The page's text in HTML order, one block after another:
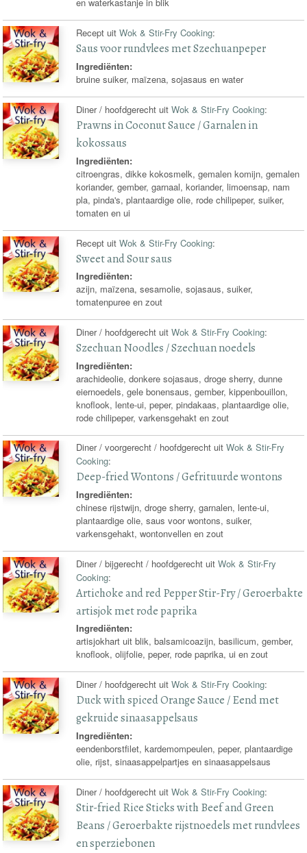
en waterkastanje in blik
Recept uitWok & Stir-Fry Cooking:
Saus voor rundvlees met Szechuanpeper
Ingrediënten:
bruine suiker, maïzena, sojasaus en water
Diner / hoofdgerecht uitWok & Stir-Fry Cooking:
Prawns in Coconut Sauce / Garnalen in
kokossaus
Ingrediënten:
citroengras, dikke kokosmelk, gemalen komijn, gemalen
koriander, gember, garnaal, koriander, limoensap, nam
pla, pinda's, plantaardige olie, rode chilipeper, suiker,
tomaten en ui
Recept uitWok & Stir-Fry Cooking:
Sweet and Sour saus
Ingrediënten:
azijn, maïzena, sesamolie, sojasaus, suiker,
tomatenpuree en zout
Diner / hoofdgerecht uitWok & Stir-Fry Cooking:
Szechuan Noodles / Szechuan noedels
Ingrediënten:
arachideolie, donkere sojasaus, droge sherry, dunne
eiernoedels, gele bonensaus, gember, kippenbouillon,
knoflook, lente-ui, peper, pindakaas, plantaardige olie,
rode chilipeper, varkensgehakt en zout
Diner / voorgerecht / hoofdgerecht uitWok & Stir-Fry
Cooking:
Deep-fried Wontons / Gefrituurde wontons
Ingrediënten:
chinese rijstwijn, droge sherry, garnalen, lente-ui,
plantaardige olie, saus voor wontons, suiker,
varkensgehakt, wontonvellen en zout
Diner / bijgerecht / hoofdgerecht uitWok & Stir-Fry
Cooking:
Artichoke and red Pepper Stir-Fry / Geroerbakte
artisjok met rode paprika
Ingrediënten:
artisjokhart uit blik, balsamicoazijn, basilicum, gember,
knoflook, olijfolie, peper, rode paprika, ui en zout
Diner / hoofdgerecht uitWok & Stir-Fry Cooking:
Duck with spiced Orange Sauce / Eend met
gekruide sinaasappelsaus
Ingrediënten:
eendenborstfilet, kardemompeulen, peper, plantaardige
olie, rijst, sinaasappelpartjes en sinaasappelsaus
Diner / hoofdgerecht uitWok & Stir-Fry Cooking:
Stir-fried Rice Sticks with Beef and Green
Beans / Geroerbakte rijstnoedels met rundvlees
en sperziebonen